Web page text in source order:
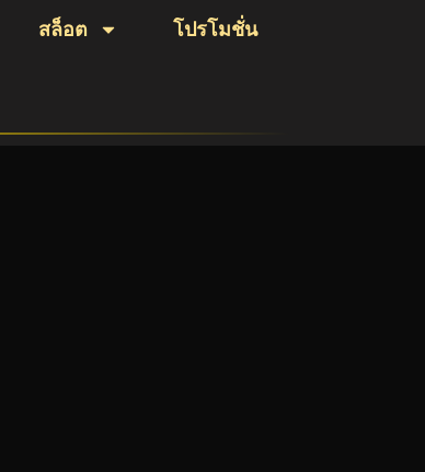
สล็อต โปรโมชั่น